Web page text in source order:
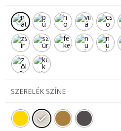
SZERELÉK SZÍNE